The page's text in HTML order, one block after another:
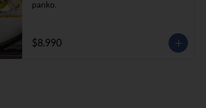
panko.
$8.990